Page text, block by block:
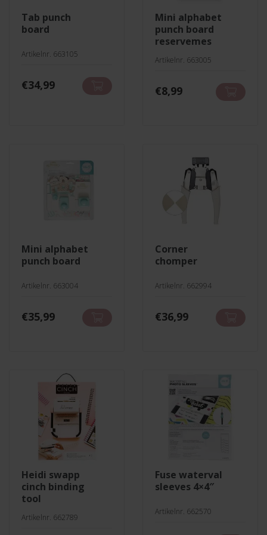
tab punch
board
Artikelnr. 663105
€34,99
mini alphabet
punch board
reservemes
Artikelnr. 663005
€8,99
mini alphabet
punch board
Artikelnr. 663004
€35,99
corner
chomper
Artikelnr. 662994
€36,99
heidi swapp
cinch binding
tool
Artikelnr. 662789
fuse waterval
sleeves 4×4″
Artikelnr. 662570